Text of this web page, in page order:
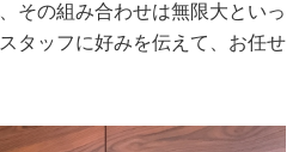
その組み合わせは無限大といっ
タッフに好みを伝えて、お任せ